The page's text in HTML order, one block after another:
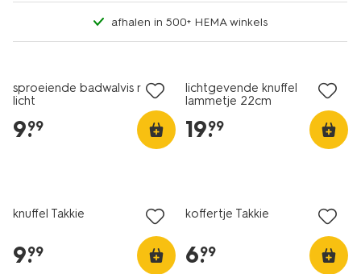
afhalen in 500+ HEMA winkels
sproeiende badwalvis met
licht
9.
99
lichtgevende knuffel
lammetje 22cm
19.
99
knuffel Takkie
9.
99
koffertje Takkie
6.
99